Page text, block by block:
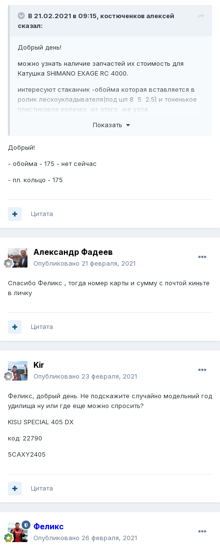
В 21.02.2021 в 09:15, костюченков алексей
сказал:
Добрый день!
можно узнать наличие запчастей их стоимость для
Катушка SHIMANO EXAGE RC 4000.
интересуют стаканчик -обойма которая вставляется в
ролик лескоукладывателя(под шп 8 5 2.5) и тоненькое
пластиковое колечко из этого же узла.
Показать
Добрый!
- обойма - 175 - нет сейчас
- пл. кольцо - 175
Цитата
Александр Фадеев
Опубликовано 21 февраля, 2021
Спасибо Феликс , тогда номер карты и сумму с почтой киньте
в личку
Цитата
Kir
Опубликовано 23 февраля, 2021
Феликс, добрый день. Не подскажите случайно модельный год
удилища ну или где еще можно спросить?
KISU SPECIAL 405 DX
код: 22790
5CAXY2405
Цитата
Феликс
Опубликовано 26 февраля, 2021